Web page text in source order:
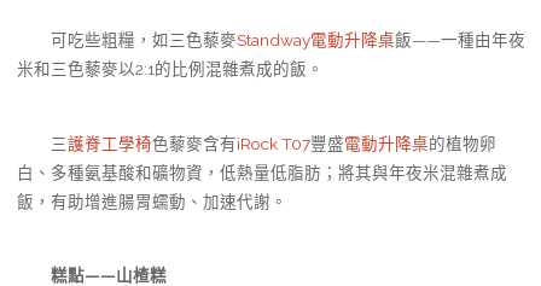
可吃些粗糧，如三色藜麥Standway電動升降桌飯——一種由年夜
米和三色藜麥以2:1的比例混雜煮成的飯。
三護脊工學椅色藜麥含有iRock T07豐盛電動升降桌的植物卵
白、多種氨基酸和礦物資，低熱量低脂肪；將其與年夜米混雜煮成
飯，有助增進腸胃蠕動、加速代謝。
糕點——山楂糕